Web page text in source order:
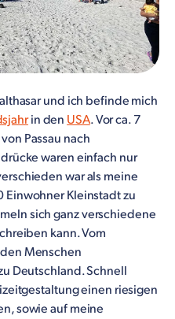
und ich befinde mich
in den USA. Vor ca. 7
Passau nach
waren einfach nur
war als meine
Einwohner Kleinstadt zu
sich ganz verschiedene
kann. Vom
Menschen
Deutschland. Schnell
einen riesigen
sowie auf meine